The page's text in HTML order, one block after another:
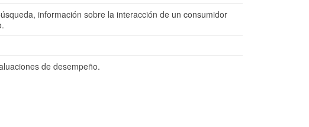
información sobre la interacción de un consumidor
de desempeño.